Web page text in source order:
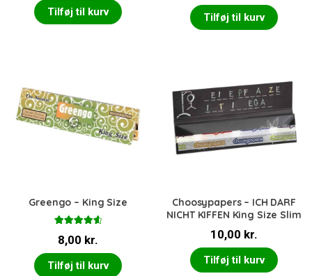
Tilføj til kurv Tilføj til kurv
Greengo – King Size
4.67ud af
8,00 kr.
Tilføj til kurv
Choosypapers – ICH DARF
NICHT KIFFEN King Size Slim
10,00 kr.
Tilføj til kurv